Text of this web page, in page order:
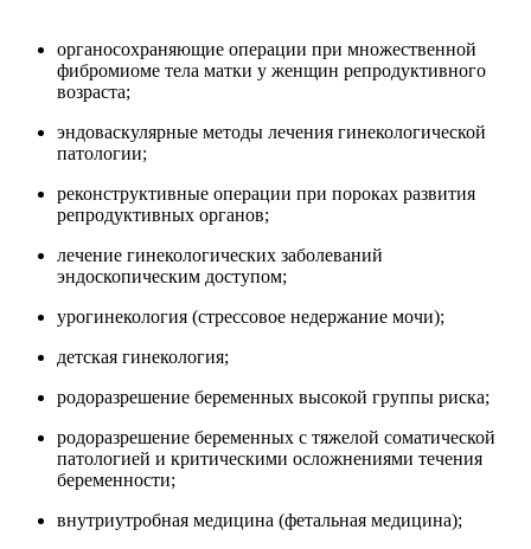
органосохраняющие операции при множественной
фибромиоме тела матки у женщин репродуктивного
возраста;
эндоваскулярные методы лечения гинекологической
патологии;
реконструктивные операции при пороках развития
репродуктивных органов;
лечение гинекологических заболеваний
эндоскопическим доступом;
урогинекология (стрессовое недержание мочи);
детская гинекология;
родоразрешение беременных высокой группы риска;
родоразрешение беременных с тяжелой соматической
патологией и критическими осложнениями течения
беременности;
внутриутробная медицина (фетальная медицина);